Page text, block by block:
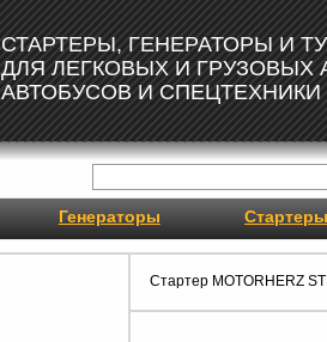
СТАРТЕРЫ, ГЕНЕРАТОРЫ И
ДЛЯ ЛЕГКОВЫХ И ГРУЗОВЫХ
АВТОБУСОВ И СПЕЦТЕХНИКИ
Генераторы Стартеры
Стартер MOTORHERZ